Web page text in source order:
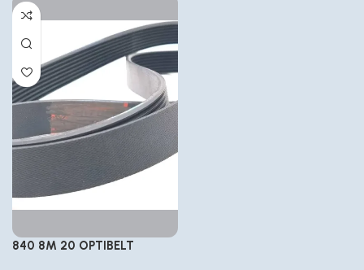
840 8M 20 OPTIBELT